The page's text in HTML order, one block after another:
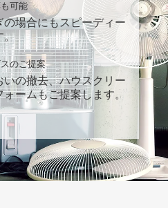
可能
の場合にもスピーディー
。
のご提案
いの撤去、ハウスクリー
ームもご提案します。